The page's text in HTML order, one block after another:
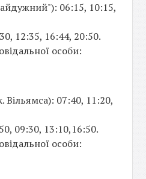
06:15, 10:15,
12:35, 16:44, 20:50.
особи:
Вільямса): 07:40, 11:20,
09:30, 13:10,16:50.
особи: